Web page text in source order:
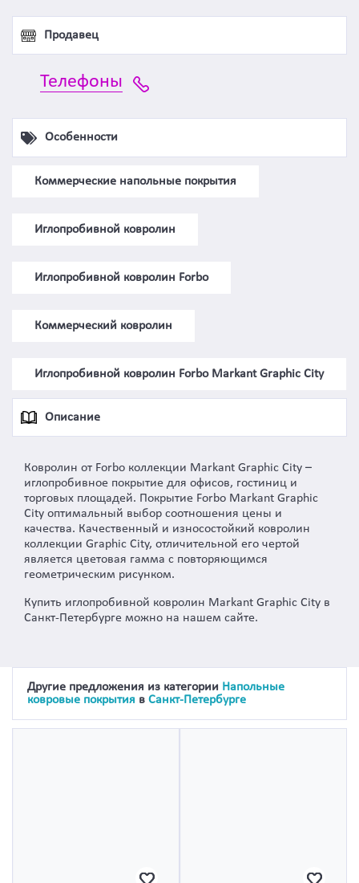
Продавец
Телефоны
Особенности
Коммерческие напольные покрытия
Иглопробивной ковролин
Иглопробивной ковролин Forbo
Коммерческий ковролин
Иглопробивной ковролин Forbo Markant Graphic City
Описание
Ковролин от Forbo коллекции Markant Graphic City –
иглопробивное покрытие для офисов, гостиниц и
торговых площадей. Покрытие Forbo Markant Graphic
City оптимальный выбор соотношения цены и
качества. Качественный и износостойкий ковролин
коллекции Graphic City, отличительной его чертой
является цветовая гамма с повторяющимся
геометрическим рисунком.
Купить иглопробивной ковролин Markant Graphic City в
Санкт-Петербурге можно на нашем сайте.
Другие предложения из категории Напольные
ковровые покрытия в Санкт-Петербурге